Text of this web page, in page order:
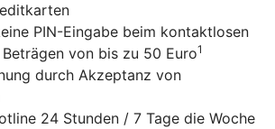
PIN-Eingabe beim kontaktlosen
von bis zu 50 Euro1
durch Akzeptanz von
24 Stunden / 7 Tage die Woche